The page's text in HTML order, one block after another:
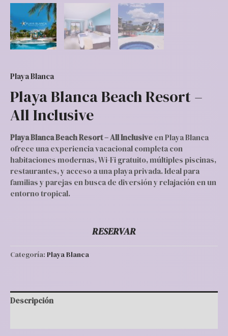
Playa Blanca
Playa Blanca Beach Resort –
All Inclusive
Playa Blanca Beach Resort – All Inclusiveen Playa Blanca
ofrece una experiencia vacacional completa con
habitaciones modernas, Wi-Fi gratuito, múltiples piscinas,
restaurantes, y acceso a una playa privada. Ideal para
familias y parejas en busca de diversión y relajación en un
entorno tropical.
RESERVAR
Categoría: Playa Blanca
Descripción